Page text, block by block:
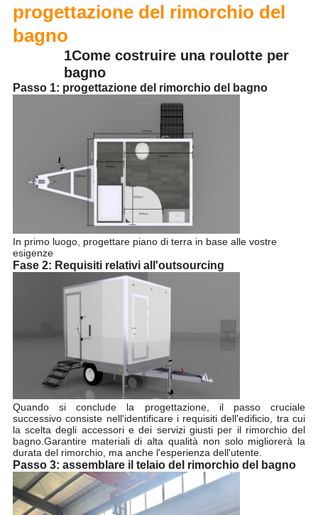
progettazione del rimorchio del
bagno
1Come costruire una roulotte per
bagno
Passo 1: progettazione del rimorchio del bagno
In primo luogo, progettare piano di terra in base alle vostre
esigenze
Fase 2: Requisiti relativi all'outsourcing
Quando si conclude la progettazione, il passo cruciale
successivo consiste nell'identificare i requisiti dell'edificio, tra cui
la scelta degli accessori e dei servizi giusti per il rimorchio del
bagno.Garantire materiali di alta qualità non solo migliorerà la
durata del rimorchio, ma anche l'esperienza dell'utente.
Passo 3: assemblare il telaio del rimorchio del bagno